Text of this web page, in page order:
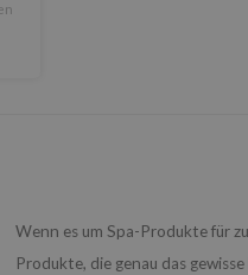
Wenn es um Spa-Produkte für
Produkte, die genau das